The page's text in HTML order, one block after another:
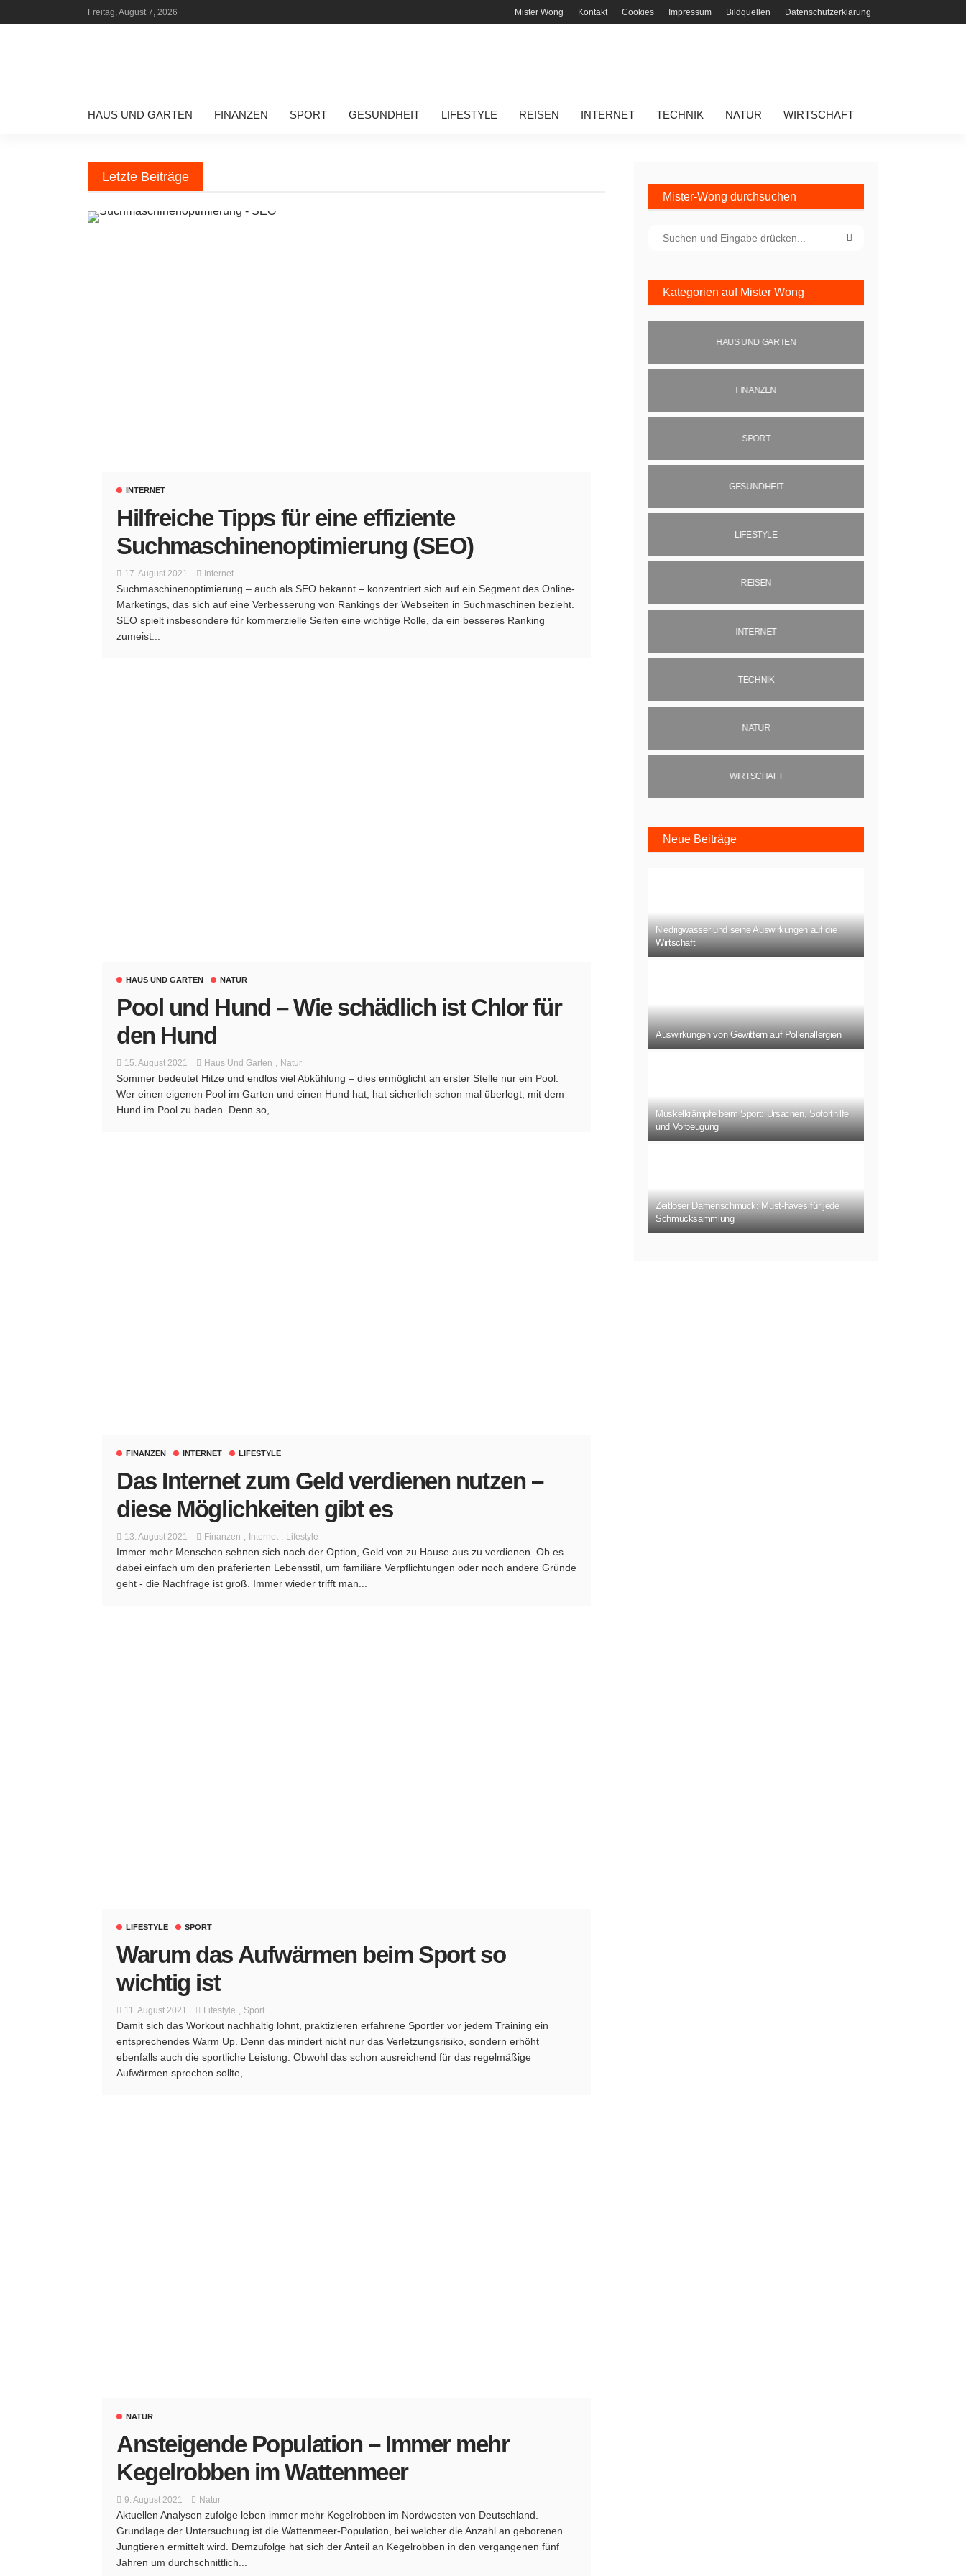
Freitag, August 7, 2026 Mister Wong Kontakt Cookies Impressum Bildquellen Datenschutzerklärung
HAUS UND GARTEN FINANZEN SPORT GESUNDHEIT LIFESTYLE REISEN INTERNET TECHNIK NATUR WIRTSCHAFT
Letzte Beiträge
INTERNET
Hilfreiche Tipps für eine effiziente
Suchmaschinenoptimierung (SEO)
17. August 2021 Internet
Suchmaschinenoptimierung – auch als SEO bekannt – konzentriert sich auf ein Segment des Online-
Marketings, das sich auf eine Verbesserung von Rankings der Webseiten in Suchmaschinen bezieht.
SEO spielt insbesondere für kommerzielle Seiten eine wichtige Rolle, da ein besseres Ranking
zumeist...
HAUS UND GARTEN NATUR
Pool und Hund – Wie schädlich ist Chlor für
den Hund
15. August 2021 Haus Und Garten Natur
Sommer bedeutet Hitze und endlos viel Abkühlung – dies ermöglicht an erster Stelle nur ein Pool.
Wer einen eigenen Pool im Garten und einen Hund hat, hat sicherlich schon mal überlegt, mit dem
Hund im Pool zu baden. Denn so,...
FINANZEN INTERNET LIFESTYLE
Das Internet zum Geld verdienen nutzen –
diese Möglichkeiten gibt es
13. August 2021 Finanzen Internet Lifestyle
Immer mehr Menschen sehnen sich nach der Option, Geld von zu Hause aus zu verdienen. Ob es
dabei einfach um den präferierten Lebensstil, um familiäre Verpflichtungen oder noch andere Gründe
geht - die Nachfrage ist groß. Immer wieder trifft man...
LIFESTYLE SPORT
Warum das Aufwärmen beim Sport so
wichtig ist
11. August 2021 Lifestyle Sport
Damit sich das Workout nachhaltig lohnt, praktizieren erfahrene Sportler vor jedem Training ein
entsprechendes Warm Up. Denn das mindert nicht nur das Verletzungsrisiko, sondern erhöht
ebenfalls auch die sportliche Leistung. Obwohl das schon ausreichend für das regelmäßige
Aufwärmen sprechen sollte,...
NATUR
Ansteigende Population – Immer mehr
Kegelrobben im Wattenmeer
9. August 2021 Natur
Aktuellen Analysen zufolge leben immer mehr Kegelrobben im Nordwesten von Deutschland.
Grundlage der Untersuchung ist die Wattenmeer-Population, bei welcher die Anzahl an geborenen
Jungtieren ermittelt wird. Demzufolge hat sich der Anteil an Kegelrobben in den vergangenen fünf
Jahren um durchschnittlich...
Mister-Wong durchsuchen
Kategorien auf Mister Wong
HAUS UND GARTEN
FINANZEN
SPORT
GESUNDHEIT
LIFESTYLE
REISEN
INTERNET
TECHNIK
NATUR
WIRTSCHAFT
Neue Beiträge
Niedrigwasser und seine Auswirkungen auf die
Wirtschaft
Auswirkungen von Gewittern auf Pollenallergien
Muskelkrämpfe beim Sport: Ursachen, Soforthilfe
und Vorbeugung
Zeitloser Damenschmuck: Must-haves für jede
Schmucksammlung